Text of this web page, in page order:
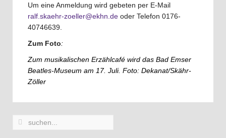
Um eine Anmeldung wird gebeten per E-Mail
ralf.skaehr-zoeller@ekhn.de oder Telefon 0176-
40746639.
Zum Foto:
Zum musikalischen Erzählcafé wird das Bad Emser
Beatles-Museum am 17. Juli. Foto: Dekanat/Skähr-
Zöller